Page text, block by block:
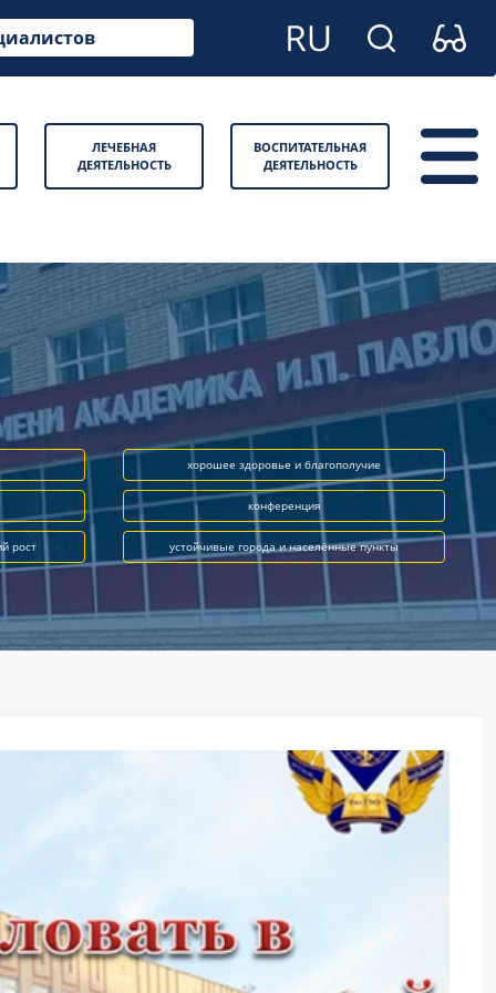
ЛЕЧЕБНАЯ
ДЕЯТЕЛЬНОСТЬ
ВОСПИТАТЕЛЬНАЯ
ДЕЯТЕЛЬНОСТЬ
хорошее здоровье и благополучие
конференция
рост устойчивые города и населённые пункты